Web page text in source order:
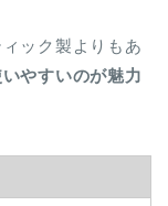
ック製よりもあ
やすいのが魅力